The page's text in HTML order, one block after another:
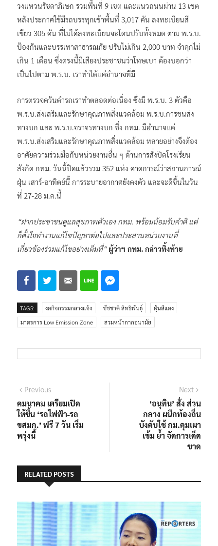
วงแหวนรัชดาภิเษก รวมพื้นที่ 9 เขต และแนวถนนผ่าน 13 เขต
หลังประกาศใช้มีรถบรรทุกเข้าพื้นที่ 3,017 คัน ลงทะเบียนสี
เขียว 305 คัน ที่ไม่ได้ลงทะเบียนจะโดนปรับทั้งหมด ตาม พ.ร.บ.
ป้องกันและบรรเทาสาธารณภัย ปรับไม่เกิน 2,000 บาท จำคุกไม่
เกิน 1 เดือน ซึ่งตรงนี้มีเสียงประชาชนว่าโทษเบา ต้องบอกว่า
เป็นไปตาม พ.ร.บ. เราทำได้แค่อำนาจที่มี
การตรวจควันดำรถเราทำตลอดต่อเนื่อง ซึ่งมี พ.ร.บ. 3 ตัวคือ
พ.ร.บ.ส่งเสริมและรักษาคุณภาพสิ่งแวดล้อม พ.ร.บ.การขนส่ง
ทางบก และ พ.ร.บ.จราจรทางบก ซึ่ง กทม. มีอำนาจแค่
พ.ร.บ.ส่งเสริมและรักษาคุณภาพสิ่งแวดล้อม หลายอย่างจึงต้อง
อาศัยความร่วมมือกับหน่วยงานอื่น ๆ ด้านการสั่งปิดโรงเรียน
สังกัด กทม. วันนี้ปิดแล้วรวม 352 แห่ง​ คาดการณ์ว่าสถานการณ์
ฝุ่น เสาร์-อาทิตย์นี้ การระบายอากาศยังคงตัว​ และจะดีขึ้นในวัน
ที่ 27-28 ม.ค.นี้
“ฝากประชาชนดูแลสุขภาพตัวเอง กทม. พร้อมน้อมรับคำติ แต่
ก็ตั้งใจทำงานแก้ไขปัญหาต่อไปและประสานหน่วยงานที่
เกี่ยวข้องร่วมแก้ไขอย่างเต็มที่“ ผู้ว่าฯ กทม. กล่าวทิ้งท้าย
TAGS: งดกิจกรรมกลางแจ้ง ชัชชาติ สิทธิพันธุ์
ฝุ่นสีแดง
มาตรการ Low Emission Zone
สวมหน้ากากอนามัย
แนะแนว
เรื่อง
PreviousPrevious
post:
คมนาคม​ เตรียมเปิด
ให้ขึ้น​ ‘รถไฟฟ้า-รถ​
ขสมก.’ ฟรี 7 วัน​ เริ่ม
พรุ่งนี้
Next
post:
‘อนุทิน’ สั่ง ส่วน
กลาง ผนึกท้องถิ่น
บังคับใช้ กม.คุมเผา
เข้ม ย้ำ จัดการเด็ด
ขาด​
RELATED POSTS